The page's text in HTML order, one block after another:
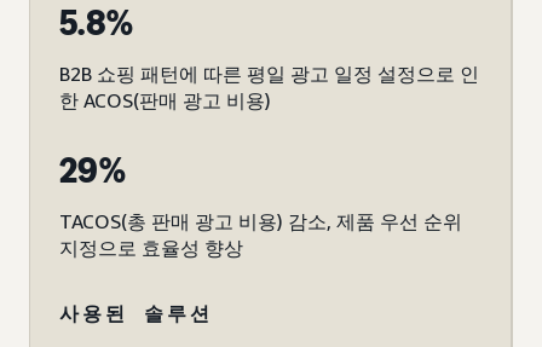
5.8%
B2B 쇼핑 패턴에 따른 평일 광고 일정 설정으로 인
한 ACOS(판매 광고 비용)
29%
TACOS(총 판매 광고 비용) 감소, 제품 우선 순위
지정으로 효율성 향상
사용된 솔루션